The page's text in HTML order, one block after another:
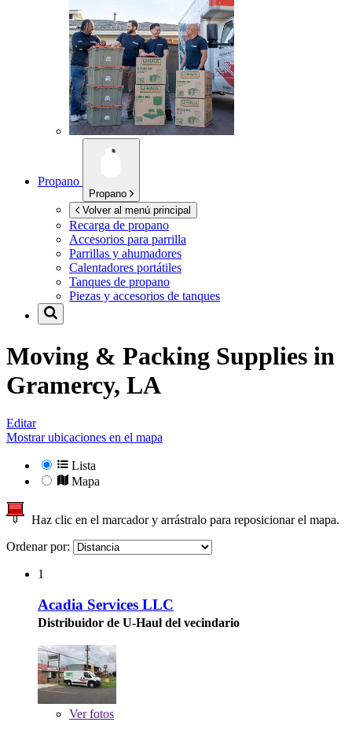
Propano
Propano
Volver al menú principal
Recarga de propano
Accesorios para parrilla
Parrillas y ahumadores
Calentadores portátiles
Tanques de propano
Piezas y accesorios de tanques
Moving & Packing Supplies in
Gramercy, LA
Editar
Mostrar ubicaciones en el mapa
Lista
Mapa
Haz clic en el marcador y arrástralo para reposicionar el mapa.
Ordenar por:
1
Acadia Services LLC
Distribuidor de U-Haul del vecindario
Verfotos